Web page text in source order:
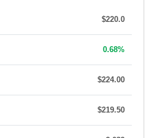
$220.0
0.68%
$224.00
$219.50